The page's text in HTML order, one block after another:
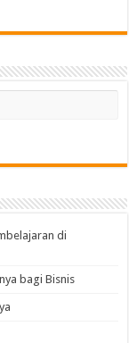
di
bagi Bisnis